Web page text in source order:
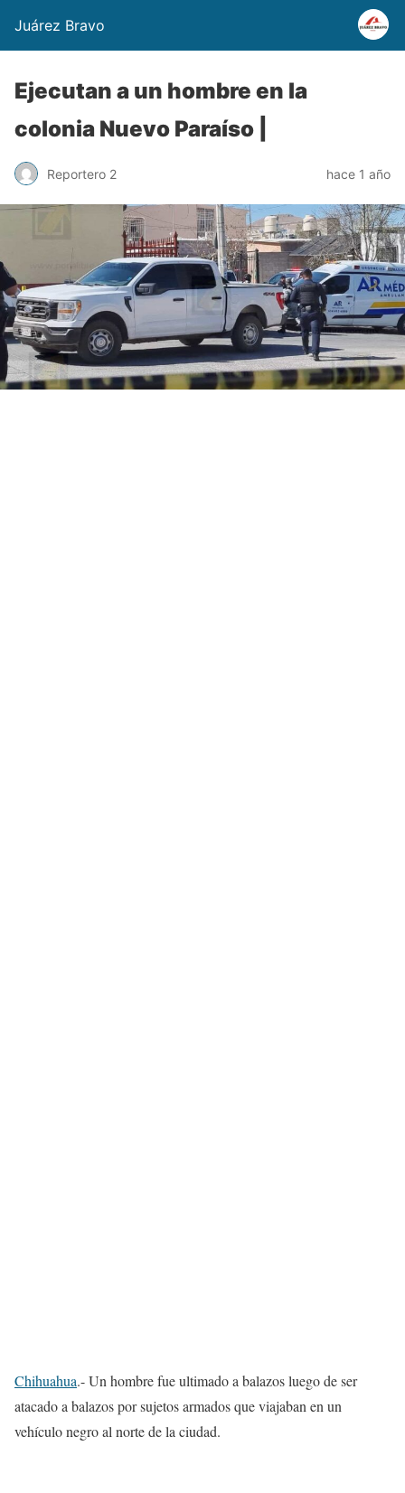
Juárez Bravo
Ejecutan a un hombre en la
colonia Nuevo Paraíso |
Reportero 2 hace 1 año
Chihuahua.- Un hombre fue ultimado a balazos luego de ser
atacado a balazos por sujetos armados que viajaban en un
vehículo negro al norte de la ciudad.